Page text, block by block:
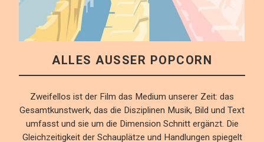
Hörsaal
Kinosaal
ALLES AUSSER POPCORN
Zweifellos ist der Film das Medium unserer Zeit: das
Gesamtkunstwerk, das die Disziplinen Musik, Bild und Text
umfasst und sie um die Dimension Schnitt ergänzt. Die
Gleichzeitigkeit der Schauplätze und Handlungen spiegelt